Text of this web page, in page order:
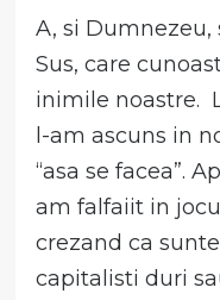
A, si
Sus, care
inimile noastre.
l-am ascuns in
“asa se facea”.
am falfaiit in
crezand ca
capitalisti duri